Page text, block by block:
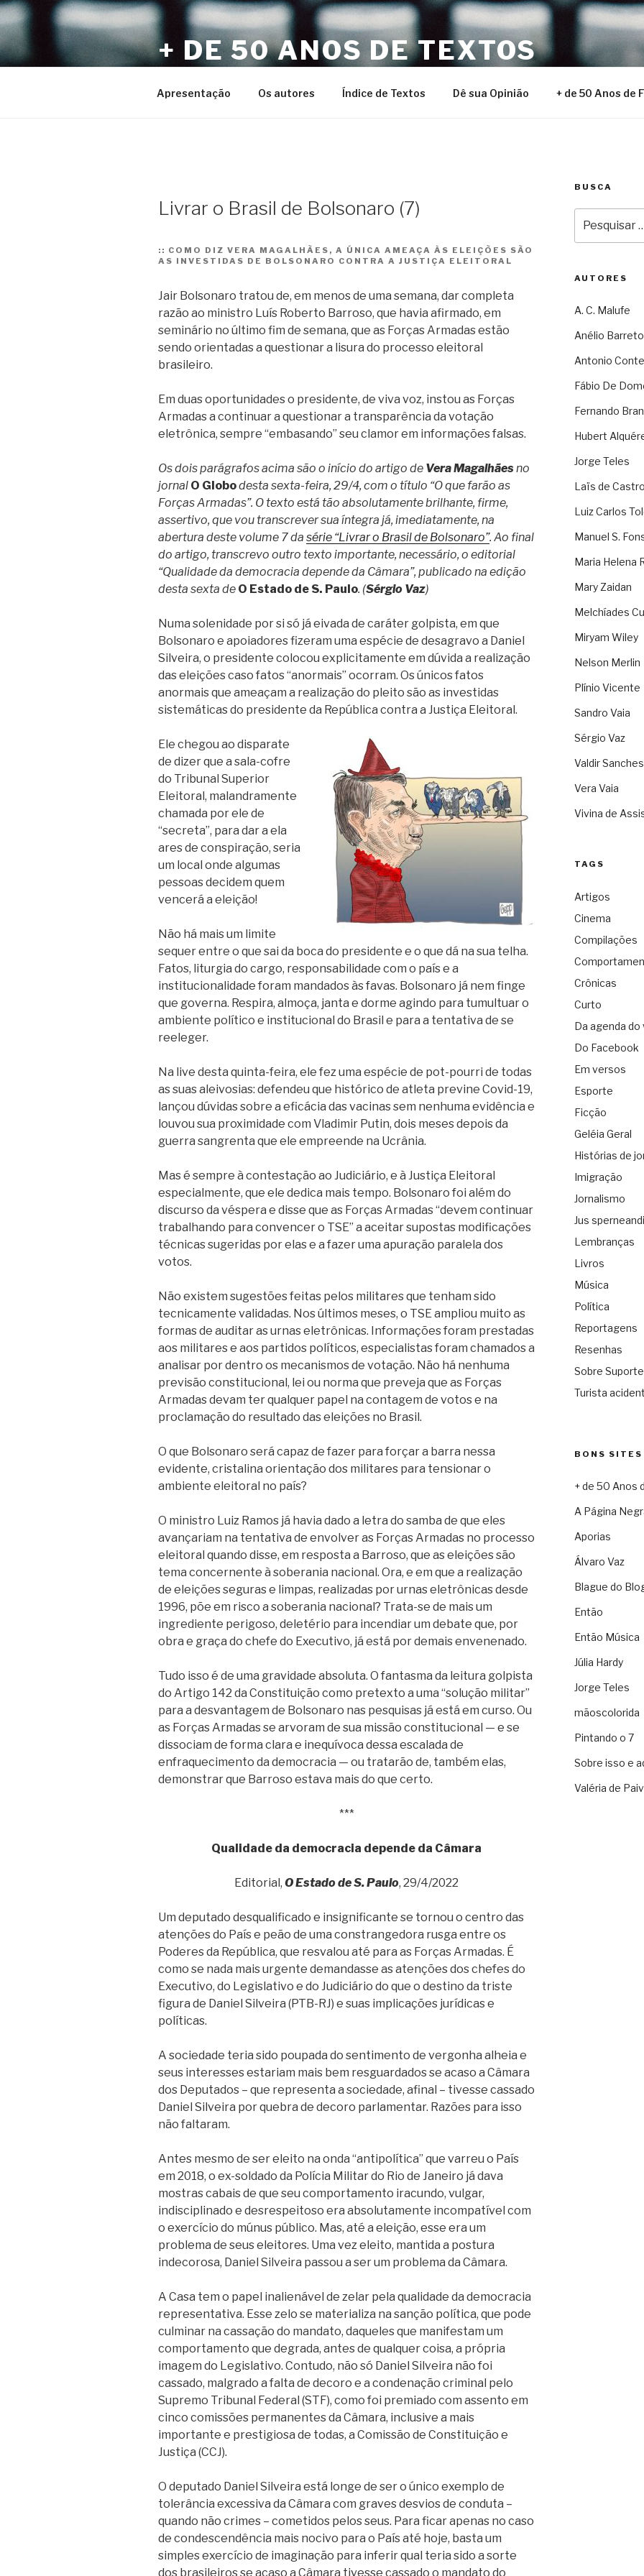
Pular
para
o
conteúdo
+ DE 50 ANOS DE TEXTOS
Apresentação Os autores Índice de Textos Dê sua Opinião + de 50 Anos de
Livrar o Brasil de Bolsonaro (7)
:: COMO DIZ VERA MAGALHÃES, A ÚNICA AMEAÇA ÀS ELEIÇÕES SÃO
AS INVESTIDAS DE BOLSONARO CONTRA A JUSTIÇA ELEITORAL
Jair Bolsonaro tratou de, em menos de uma semana, dar completa
razão ao ministro Luís Roberto Barroso, que havia afirmado, em
seminário no último fim de semana, que as Forças Armadas estão
sendo orientadas a questionar a lisura do processo eleitoral
brasileiro.
Em duas oportunidades o presidente, de viva voz, instou as Forças
Armadas a continuar a questionar a transparência da votação
eletrônica, sempre “embasando” seu clamor em informações falsas.
Os dois parágrafos acima são o início do artigo de Vera Magalhães no
jornal O Globodesta sexta-feira, 29/4, com o título “O que farão as
Forças Armadas”. O texto está tão absolutamente brilhante, firme,
assertivo, que vou transcrever sua íntegra já, imediatamente, na
abertura deste volume 7 da série “Livrar o Brasil de Bolsonaro”. Ao final
do artigo, transcrevo outro texto importante, necessário, o editorial
“Qualidade da democracia depende da Câmara”, publicado na edição
desta sexta de O Estado de S. Paulo. (Sérgio Vaz)
Numa solenidade por si só já eivada de caráter golpista, em que
Bolsonaro e apoiadores fizeram uma espécie de desagravo a Daniel
Silveira, o presidente colocou explicitamente em dúvida a realização
das eleições caso fatos “anormais” ocorram. Os únicos fatos
anormais que ameaçam a realização do pleito são as investidas
sistemáticas do presidente da República contra a Justiça Eleitoral.
Ele chegou ao disparate
de dizer que a sala-cofre
do Tribunal Superior
Eleitoral, malandramente
chamada por ele de
“secreta”, para dar a ela
ares de conspiração, seria
um local onde algumas
pessoas decidem quem
vencerá a eleição!
Não há mais um limite
sequer entre o que sai da boca do presidente e o que dá na sua telha.
Fatos, liturgia do cargo, responsabilidade com o país e a
institucionalidade foram mandados às favas. Bolsonaro já nem finge
que governa. Respira, almoça, janta e dorme agindo para tumultuar o
ambiente político e institucional do Brasil e para a tentativa de se
reeleger.
Na live desta quinta-feira, ele fez uma espécie de pot-pourri de todas
as suas aleivosias: defendeu que histórico de atleta previne Covid-19,
lançou dúvidas sobre a eficácia das vacinas sem nenhuma evidência e
louvou sua proximidade com Vladimir Putin, dois meses depois da
guerra sangrenta que ele empreende na Ucrânia.
Mas é sempre à contestação ao Judiciário, e à Justiça Eleitoral
especialmente, que ele dedica mais tempo. Bolsonaro foi além do
discurso da véspera e disse que as Forças Armadas “devem continuar
trabalhando para convencer o TSE” a aceitar supostas modificações
técnicas sugeridas por elas e a fazer uma apuração paralela dos
votos.
Não existem sugestões feitas pelos militares que tenham sido
tecnicamente validadas. Nos últimos meses, o TSE ampliou muito as
formas de auditar as urnas eletrônicas. Informações foram prestadas
aos militares e aos partidos políticos, especialistas foram chamados a
analisar por dentro os mecanismos de votação. Não há nenhuma
previsão constitucional, lei ou norma que preveja que as Forças
Armadas devam ter qualquer papel na contagem de votos e na
proclamação do resultado das eleições no Brasil.
O que Bolsonaro será capaz de fazer para forçar a barra nessa
evidente, cristalina orientação dos militares para tensionar o
ambiente eleitoral no país?
O ministro Luiz Ramos já havia dado a letra do samba de que eles
avançariam na tentativa de envolver as Forças Armadas no processo
eleitoral quando disse, em resposta a Barroso, que as eleições são
tema concernente à soberania nacional. Ora, e em que a realização
de eleições seguras e limpas, realizadas por urnas eletrônicas desde
1996, põe em risco a soberania nacional? Trata-se de mais um
ingrediente perigoso, deletério para incendiar um debate que, por
obra e graça do chefe do Executivo, já está por demais envenenado.
Tudo isso é de uma gravidade absoluta. O fantasma da leitura golpista
do Artigo 142 da Constituição como pretexto a uma “solução militar”
para a desvantagem de Bolsonaro nas pesquisas já está em curso. Ou
as Forças Armadas se arvoram de sua missão constitucional — e se
dissociam de forma clara e inequívoca dessa escalada de
enfraquecimento da democracia — ou tratarão de, também elas,
demonstrar que Barroso estava mais do que certo.
***
Qualidade da democracia depende da Câmara
Editorial,O Estado de S. Paulo, 29/4/2022
Um deputado desqualificado e insignificante se tornou o centro das
atenções do País e peão de uma constrangedora rusga entre os
Poderes da República, que resvalou até para as Forças Armadas. É
como se nada mais urgente demandasse as atenções dos chefes do
Executivo, do Legislativo e do Judiciário do que o destino da triste
figura de Daniel Silveira (PTB-RJ) e suas implicações jurídicas e
políticas.
A sociedade teria sido poupada do sentimento de vergonha alheia e
seus interesses estariam mais bem resguardados se acaso a Câmara
dos Deputados – que representa a sociedade, afinal – tivesse cassado
Daniel Silveira por quebra de decoro parlamentar. Razões para isso
não faltaram.
Antes mesmo de ser eleito na onda “antipolítica” que varreu o País
em 2018, o ex-soldado da Polícia Militar do Rio de Janeiro já dava
mostras cabais de que seu comportamento iracundo, vulgar,
indisciplinado e desrespeitoso era absolutamente incompatível com
o exercício do múnus público. Mas, até a eleição, esse era um
problema de seus eleitores. Uma vez eleito, mantida a postura
indecorosa, Daniel Silveira passou a ser um problema da Câmara.
A Casa tem o papel inalienável de zelar pela qualidade da democracia
representativa. Esse zelo se materializa na sanção política, que pode
culminar na cassação do mandato, daqueles que manifestam um
comportamento que degrada, antes de qualquer coisa, a própria
imagem do Legislativo. Contudo, não só Daniel Silveira não foi
cassado, malgrado a falta de decoro e a condenação criminal pelo
Supremo Tribunal Federal (STF), como foi premiado com assento em
cinco comissões permanentes da Câmara, inclusive a mais
importante e prestigiosa de todas, a Comissão de Constituição e
Justiça (CCJ).
O deputado Daniel Silveira está longe de ser o único exemplo de
tolerância excessiva da Câmara com graves desvios de conduta –
quando não crimes – cometidos pelos seus. Para ficar apenas no caso
de condescendência mais nocivo para o País até hoje, basta um
simples exercício de imaginação para inferir qual teria sido a sorte
dos brasileiros se acaso a Câmara tivesse cassado o mandato do
BUSCA
por:
AUTORES
A. C. Malufe
Anélio Barreto
Antonio
Fábio De
Fernando
Hubert
Jorge Teles
Laïs de Castro
Luiz Carlos
Manuel S.
Maria Helena
Mary Zaidan
Melchíades
Miryam Wiley
Nelson Merlin
Plínio Vicente
Sandro Vaia
Sérgio Vaz
Valdir Sanches
Vera Vaia
Vivina de
TAGS
Artigos
Cinema
Compilações
Crônicas
Curto
Da agenda do
Do Facebook
Em versos
Esporte
Ficção
Geléia Geral
Histórias de
Imigração
Jornalismo
Jus sperneandi
Lembranças
Livros
Música
Política
Reportagens
Resenhas
Sobre
Turista
BONS SITES
+ de 50 Anos
A Página
Aporias
Álvaro Vaz
Blague do
Então
Então Música
Júlia Hardy
Jorge Teles
mãoscolorida
Pintando o 7
Sobre isso e
Valéria de